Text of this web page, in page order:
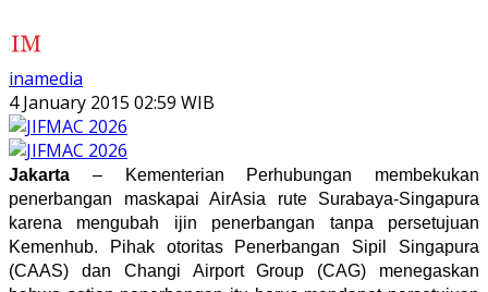
inamedia
4 January 2015 02:59 WIB
Jakarta – Kementerian Perhubungan membekukan
penerbangan maskapai AirAsia rute Surabaya-Singapura
karena mengubah ijin penerbangan tanpa persetujuan
Kemenhub. Pihak otoritas Penerbangan Sipil Singapura
(CAAS) dan Changi Airport Group (CAG) menegaskan